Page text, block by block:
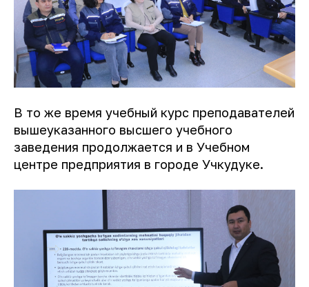
В то же время учебный курс преподавателей
вышеуказанного высшего учебного
заведения продолжается и в Учебном
центре предприятия в городе Учкудуке.